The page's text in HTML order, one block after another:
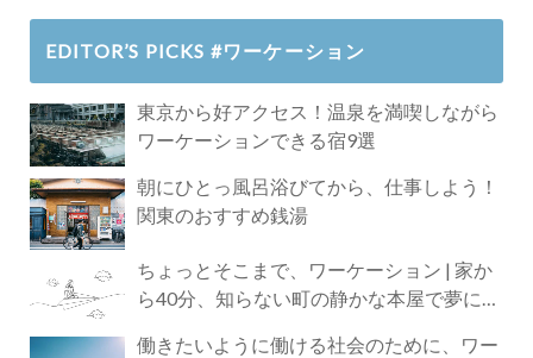
EDITOR’S PICKS #ワーケーション
東京から好アクセス！温泉を満喫しながら
ワーケーションできる宿9選
朝にひとっ風呂浴びてから、仕事しよう！
関東のおすすめ銭湯
ちょっとそこまで、ワーケーション | 家か
ら40分、知らない町の静かな本屋で夢に近
働きたいように働ける社会のために、ワー